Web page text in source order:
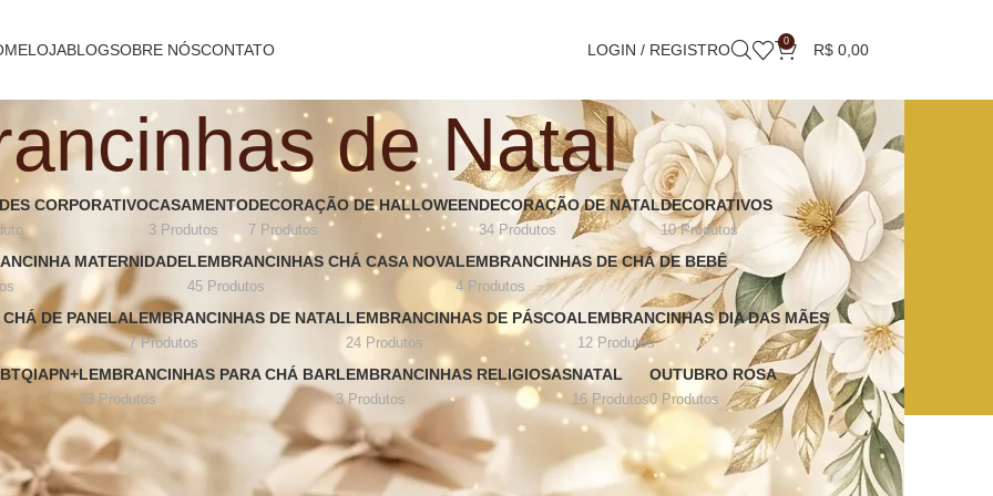
LOJABLOGSOBRE NÓSCONTATO LOGIN / REGISTRO 0 R$ 0,00
de Natal
CORPORATIVOCASAMENTO
3 Produtos
DECORAÇÃO DE HALLOWEEN
7 Produtos
DECORAÇÃO DE NATAL
34 Produtos
DECORATIVOS
10 Produtos
MATERNIDADELEMBRANCINHAS CHÁ CASA NOVA
45 Produtos
LEMBRANCINHAS DE CHÁ DE BEBÊ
4 Produtos
DE PANELALEMBRANCINHAS DE NATAL
7 Produtos
LEMBRANCINHAS DE PÁSCOA
24 Produtos
LEMBRANCINHAS DIA DAS MÃES
12 Produtos
LEMBRANCINHAS PARA CHÁ BAR
33 Produtos
LEMBRANCINHAS RELIGIOSAS
3 Produtos
NATAL
16 Produtos
OUTUBRO ROSA
0 Produtos
de Natal
seus convidados com lembrancinhas especiais que capturam o espírito da data! Ofereça panos de prato